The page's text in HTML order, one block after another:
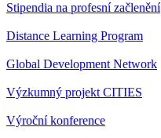
Stipendia na profesní začlenění
Distance Learning Program
Global Development Network
Výzkumný projekt CITIES
Výroční konference